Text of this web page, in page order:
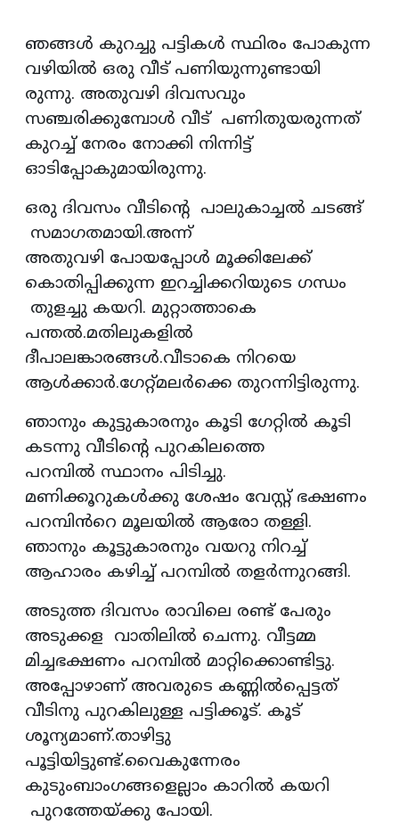
ഞങ്ങൾ കുറച്ചു പട്ടികൾ സ്ഥിരം പോകുന്ന
വഴിയിൽ ഒരു വീട് പണിയുന്നുണ്ടായി
രുന്നു. അതുവഴി ദിവസവും
സഞ്ചരിക്കുമ്പോൾ വീട് പണിതുയരുന്നത്
കുറച്ച് നേരം നോക്കി നിന്നിട്ട്
ഓടിപ്പോകുമായിരുന്നു.
ഒരു ദിവസം വീടിൻ്റെ പാലുകാച്ചൽ ചടങ്ങ്
സമാഗതമായി.അന്ന്
അതുവഴി പോയപ്പോൾ മൂക്കിലേക്ക്
കൊതിപ്പിക്കുന്ന ഇറച്ചിക്കറിയുടെ ഗന്ധം
തുളച്ചു കയറി. മുറ്റാത്താകെ
പന്തൽ.മതിലുകളിൽ
ദീപാലങ്കാരങ്ങൾ.വീടാകെ നിറയെ
ആൾക്കാർ.ഗേറ്റ്മലർക്കെ തുറന്നിട്ടിരുന്നു.
ഞാനും കുട്ടുകാരനും കൂടി ഗേറ്റിൽ കൂടി
കടന്നു വീടിൻ്റെ പുറകിലത്തെ
പറമ്പിൽ സ്ഥാനം പിടിച്ചു.
മണിക്കൂറുകൾക്കു ശേഷം വേസ്റ്റ് ഭക്ഷണം
പറമ്പിൻറെ മൂലയിൽ ആരോ തള്ളി.
ഞാനും കൂട്ടുകാരനും വയറു നിറച്ച്
ആഹാരം കഴിച്ച് പറമ്പിൽ തളർന്നുറങ്ങി.
അടുത്ത ദിവസം രാവിലെ രണ്ട് പേരും
അടുക്കള വാതിലിൽ ചെന്നു. വീട്ടമ്മ
മിച്ചഭക്ഷണം പറമ്പിൽ മാറ്റിക്കൊണ്ടിട്ടു.
അപ്പോഴാണ് അവരുടെ കണ്ണിൽപ്പെട്ടത്
വീടിനു പുറകിലുള്ള പട്ടിക്കൂട്. കൂട്
ശൂന്യമാണ്.താഴിട്ടു
പൂട്ടിയിട്ടുണ്ട്.വൈകുന്നേരം
കുടുംബാംഗങ്ങളെല്ലാം കാറിൽ കയറി
പുറത്തേയ്ക്കു പോയി.